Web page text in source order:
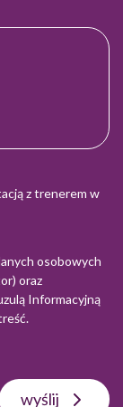
z trenerem w
osobowych
oraz
Informacyjną
wyślij